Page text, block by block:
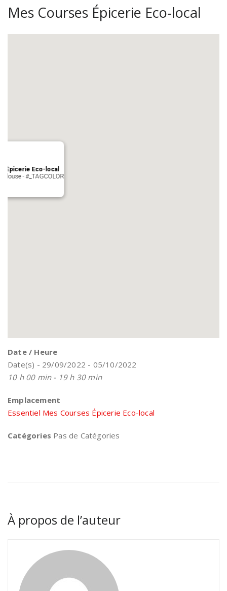
Mes Courses Épicerie Eco-local
Épicerie Eco-local
- #_TAGCOLOR
Date / Heure
Date(s) - 29/09/2022 - 05/10/2022
10 h 00 min - 19 h 30 min
Emplacement
Essentiel Mes Courses Épicerie Eco-local
Catégories Pas de Catégories
À propos de l’auteur